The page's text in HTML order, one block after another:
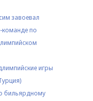
завоевал
команде по
игры
бильярдному